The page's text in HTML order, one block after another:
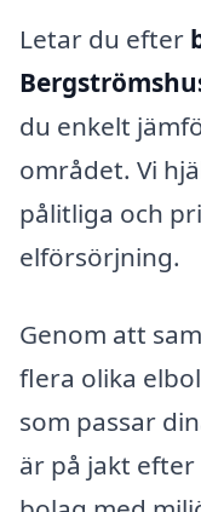
Letar du efter
du enkelt
området. Vi
pålitliga och
elförsörjning.
Genom att
flera olika
som passar
är på jakt